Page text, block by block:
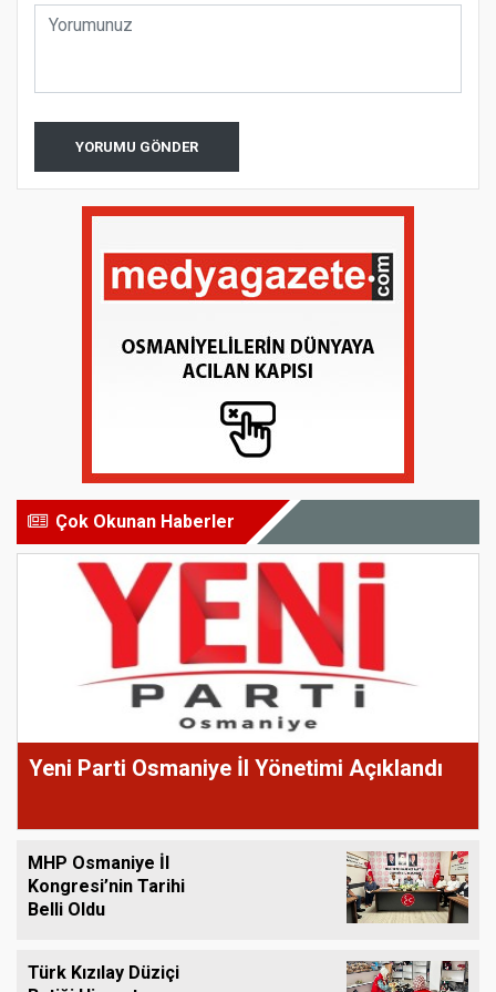
YORUMU GÖNDER
Çok Okunan Haberler
Yeni Parti Osmaniye İl Yönetimi Açıklandı
MHP Osmaniye İl
Kongresi’nin Tarihi
Belli Oldu
Türk Kızılay Düziçi